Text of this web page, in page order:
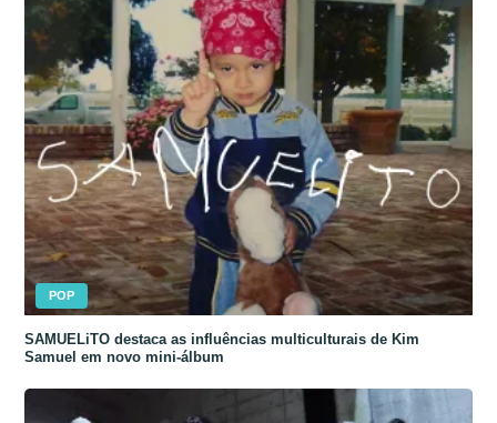
POP
SAMUELiTO destaca as influências multiculturais de Kim
Samuel em novo mini-álbum